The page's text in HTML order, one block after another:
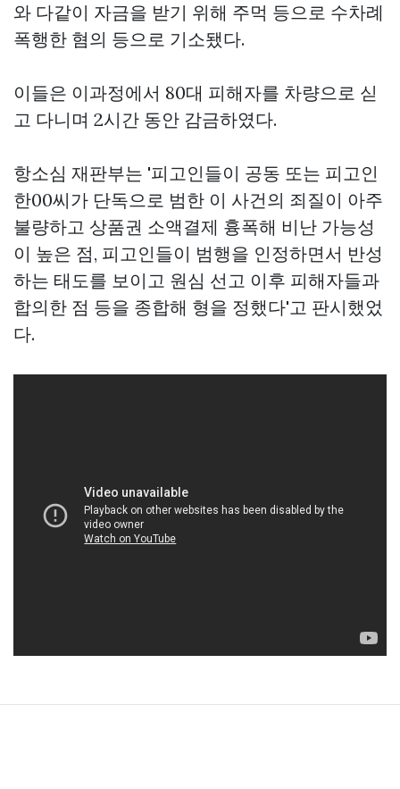
와 다같이 자금을 받기 위해 주먹 등으로 수차례
폭행한 혐의 등으로 기소됐다.
이들은 이과정에서 80대 피해자를 차량으로 싣
고 다니며 2시간 동안 감금하였다.
항소심 재판부는 '피고인들이 공동 또는 피고인
한00씨가 단독으로 범한 이 사건의 죄질이 아주
불량하고 상품권 소액결제 흉폭해 비난 가능성
이 높은 점, 피고인들이 범행을 인정하면서 반성
하는 태도를 보이고 원심 선고 이후 피해자들과
합의한 점 등을 종합해 형을 정했다'고 판시했었
다.